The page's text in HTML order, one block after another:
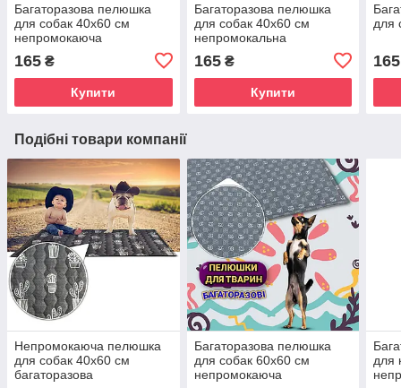
Багаторазова пелюшка
для собак 40х60 см
непромокаюча
165 ₴
Купити
Багаторазова пелюшка
для собак 40х60 см
непромокальна
165₴
Купити
для
165
Подібні товари компанії
Непромокаюча пелюшка
для собак 40х60 см
багаторазова
Багаторазова пелюшка
для собак 60х60 см
непромокаюча
для